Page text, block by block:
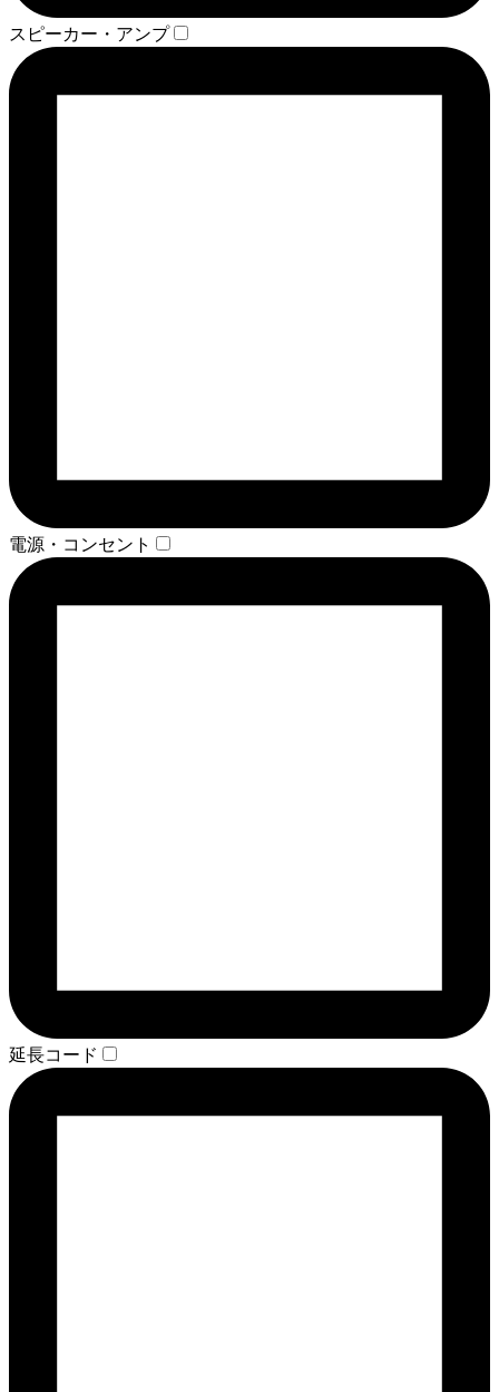
スピーカー・アンプ
電源・コンセント
延長コード